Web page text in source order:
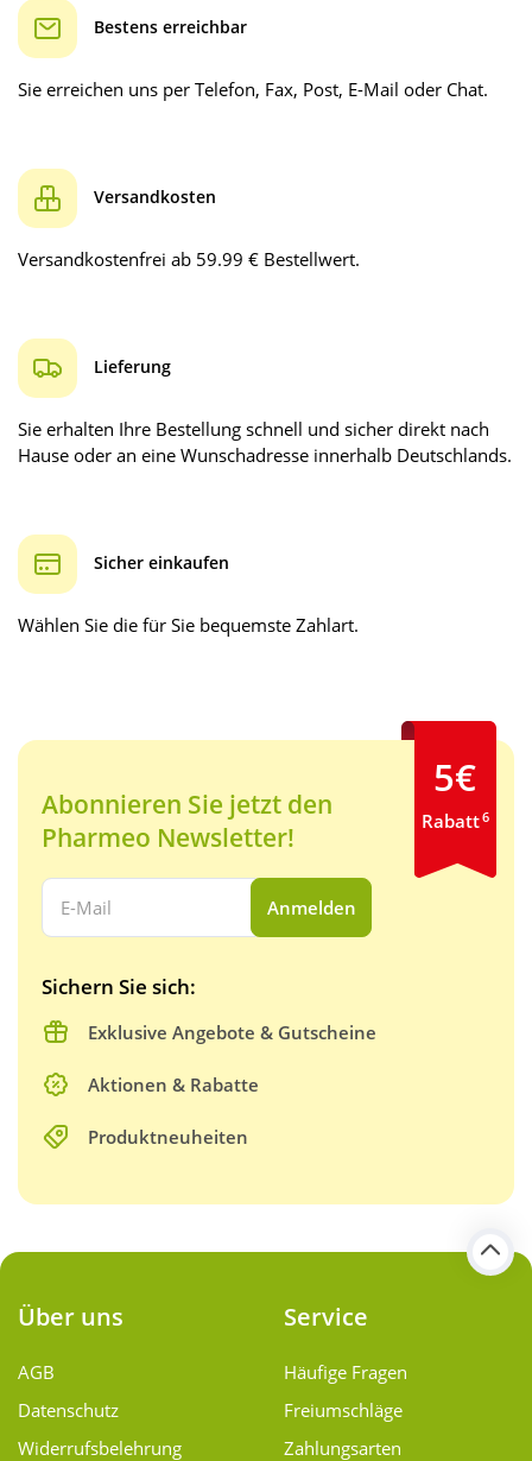
Bestens erreichbar
Sie erreichen uns per Telefon, Fax, Post, E-Mail oder Chat.
Versandkosten
Versandkostenfrei ab 59.99 € Bestellwert.
Lieferung
Sie erhalten Ihre Bestellung schnell und sicher direkt nach
Hause oder an eine Wunschadresse innerhalb Deutschlands.
Sicher einkaufen
Wählen Sie die für Sie bequemste Zahlart.
Abonnieren Sie jetzt den
Pharmeo Newsletter!
Ihre E-Mail Adresse:
Anmelden
Sichern Sie sich:
Exklusive Angebote & Gutscheine
Aktionen & Rabatte
Produktneuheiten
5€
Rabatt6
Über uns
AGB
Datenschutz
Widerrufsbelehrung
Service
Häufige Fragen
Freiumschläge
Zahlungsarten